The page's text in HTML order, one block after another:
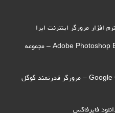
دانلود Adobe Photoshop Elements 2026 v26.2.0.2 – مجموعه
دانلود Google Chrome 145.0.7632.117 – مرورگر قدرتمند گوگل